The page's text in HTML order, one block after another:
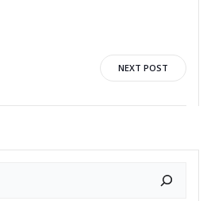
稿
ナ
NEXT POST